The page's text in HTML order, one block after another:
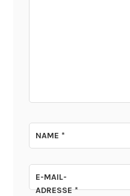
NAME*
E-MAIL-
ADRESSE*